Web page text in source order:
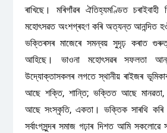
ৰাখিছে। মৰিগাঁৱৰ ঐতিহ্যমণ্ডিত চৰাইবাহী
মহোৎসৱত অংশগ্ৰহণ কৰি অত্যন্ত আনন্দিত
ভক্তিৰসৰ মাজেৰে সমন্বয় সুদৃঢ় কৰাত
আহিছে। ভাওনা মহোৎসৱৰ সফলতা
উদ্যোক্তাসকলৰ লগতে স্থানীয় ৰাইজৰ
আছে শক্তি, শান্তি; ভক্তিত আছে
আছে সংস্কৃতি, একতা। ভক্তিক সাৰথি কৰি
সৰ্বাংগসুন্দৰ সমাজ গঢ়াৰ দিশত আমি সকলোৱে